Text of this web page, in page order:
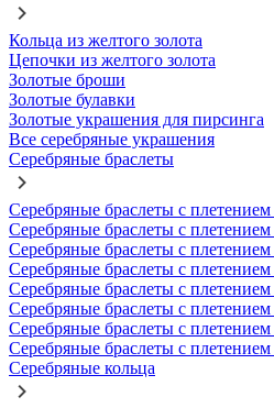
Кольца из желтого золота
Цепочки из желтого золота
Золотые броши
Золотые булавки
Золотые украшения для пирсинга
Все серебряные украшения
Серебряные браслеты
Серебряные браслеты с
Серебряные браслеты с
Серебряные браслеты с
Серебряные браслеты с
Серебряные браслеты с
Серебряные браслеты с
Серебряные браслеты с
Серебряные браслеты с
Серебряные кольца